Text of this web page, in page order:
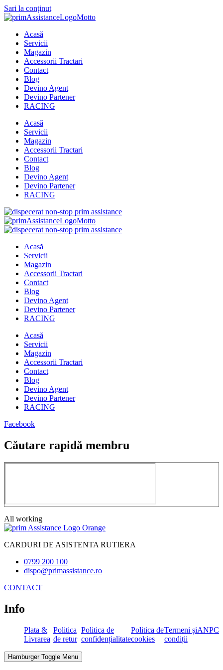
Sari la conținut
Acasă
Servicii
Magazin
Accessorii Tractari
Contact
Blog
Devino Agent
Devino Partener
RACING
Acasă
Servicii
Magazin
Accessorii Tractari
Contact
Blog
Devino Agent
Devino Partener
RACING
Acasă
Servicii
Magazin
Accessorii Tractari
Contact
Blog
Devino Agent
Devino Partener
RACING
Acasă
Servicii
Magazin
Accessorii Tractari
Contact
Blog
Devino Agent
Devino Partener
RACING
Facebook
Căutare rapidă membru
All working
CARDURI DE ASISTENTA RUTIERA
0799 200 100
dispo@primassistance.ro
CONTACT
Info
Plata &
Livrarea
Politica
de retur
Politica de
confidențialitate
Politica de
cookies
Termeni și
condiții
ANPC
Hamburger Toggle Menu